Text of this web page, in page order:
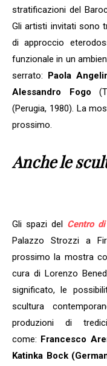
stratificazioni del
Gli artisti invitati sono
di approccio
funzionale in un
serrato: Paola
Alessandro Fogo
(Perugia, 1980). La
prossimo.
Anche le
Gli spazi del Centro
Palazzo Strozzi a
prossimo la mostra
cura di Lorenzo
significato, le
scultura
produzioni di
come: Francesco
Katinka Bock